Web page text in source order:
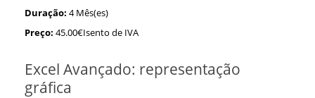
Duração: 4 Mês(es)
Preço: 45.00€Isento de IVA
Excel Avançado: representação
gráfica